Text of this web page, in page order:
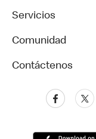
Servicios
Comunidad
Contáctenos